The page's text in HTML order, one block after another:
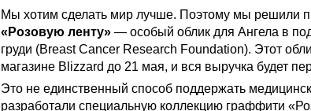
Мы хотим сделать мир лучше. Поэтому мы решили
«Розовую ленту» — особый облик для Ангела в
груди (Breast Cancer Research Foundation). Этот
магазине Blizzard до 21 мая, и вся выручка будет
Это не единственный способ поддержать
разработали специальную коллекцию граффити